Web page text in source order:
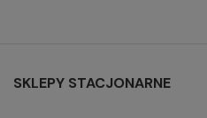
SKLEPY STACJONARNE